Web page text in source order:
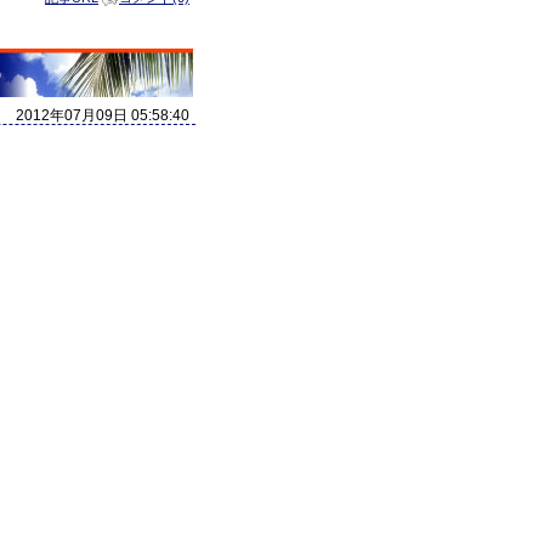
2012年07月09日 05:58:40